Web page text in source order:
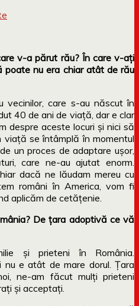
v-a părut rău? În care v-ați
nu era chiar atât de rău
vecinilor, care s-au născut în
40 de ani de viață, dar e clar
despre aceste locuri și nici să
viață se întâmplă în momentul
un proces de adaptare ușor,
care ne-au ajutat enorm.
dacă ne lăudam mereu cu
români în America, vom fi
aplicăm de cetățenie.
De țara adoptivă ce vă
și prieteni în România.
nu e atât de mare dorul. Țara
ne-am făcut mulți prieteni
și acceptați.